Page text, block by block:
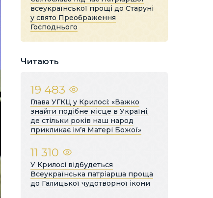
всеукраїнської прощі до Старуні
у свято Преображення
Господнього
Читають
19 483
Глава УГКЦ у Крилосі: «Важко
знайти подібне місце в Україні,
де стільки років наш народ
прикликає ім’я Матері Божої»
11 310
У Крилосі відбудеться
Всеукраїнська патріарша проща
до Галицької чудотворної ікони